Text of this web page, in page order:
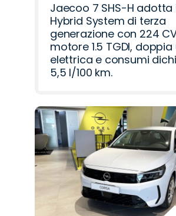
Jaecoo 7 SHS-H adotta
Hybrid System di terza
generazione con 224
motore 1.5 TGDI,
elettrica e consumi
5,5 l/100 km.